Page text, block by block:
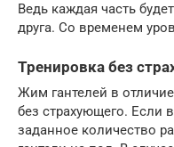
Ведь каждая часть
друга. Со временем
Тренировка без
Жим гантелей в
без страхующего. Если
заданное количество